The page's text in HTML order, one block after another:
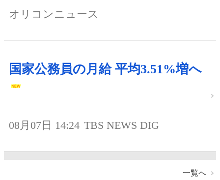
オリコンニュース
国家公務員の月給 平均3.51%増へ
08月07日 14:24 TBS NEWS DIG
一覧へ